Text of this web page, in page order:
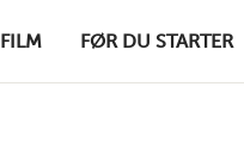
FILM FØR DU STARTER